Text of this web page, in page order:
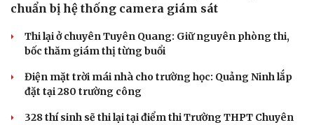
chuẩn bị hệ thống camera giám sát
Thi lại ở chuyên Tuyên Quang: Giữ nguyên phòng thi,
bốc thăm giám thị từng buổi
Điện mặt trời mái nhà cho trường học: Quảng Ninh lắp
đặt tại 280 trường công
328 thí sinh sẽ thi lại tại điểm thi Trường THPT Chuyên